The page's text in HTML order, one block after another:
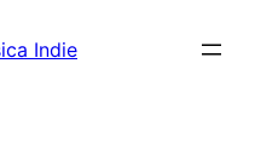
Indie